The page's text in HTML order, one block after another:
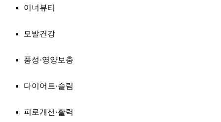
이너뷰티
모발건강
풍성·영양보충
다이어트·슬림
피로개선·활력